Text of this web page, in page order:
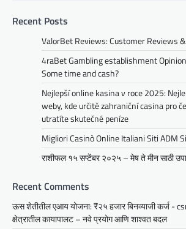
Recent Posts
ValorBet Reviews: Customer Reviews
4raBet Gambling establishment
Some time and cash?
Nejlepší online kasina v roce 2025:
weby, kde určitě zahraniční casina pro
utratíte skutečné peníze
Migliori Casinò Online Italiani Siti ADM
राशीफल १५ सप्टेंबर २०२५ – मेष ते मीन साठी
Recent Comments
ऊस शेतीतील एआय योजना: ₹२५ हजार बिनव्याजी कर्ज -
क्षेत्रातील कायापालट – नवे प्रयोग आणि शाश्वत बदल